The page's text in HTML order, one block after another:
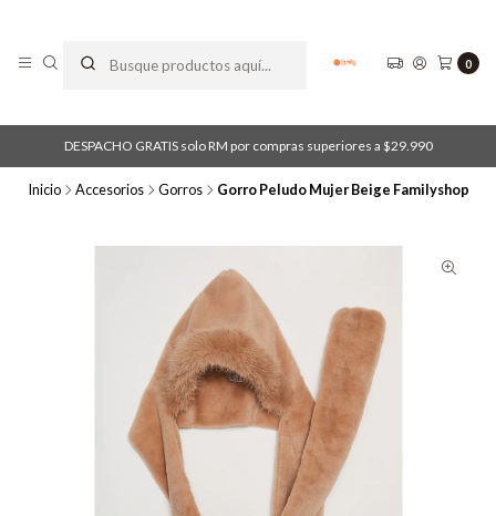
0
DESPACHO GRATIS solo RM por compras superiores a $29.990
Inicio Accesorios Gorros Gorro Peludo Mujer Beige Familyshop